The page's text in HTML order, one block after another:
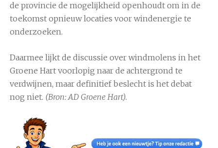
de provincie de mogelijkheid openhoudt om in de
toekomst opnieuw locaties voor windenergie te
onderzoeken.
Daarmee lijkt de discussie over windmolens in het
Groene Hart voorlopig naar de achtergrond te
verdwijnen, maar definitief beslecht is het debat
nog niet. (Bron: AD Groene Hart).